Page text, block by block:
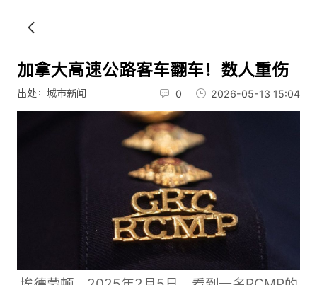
加拿大高速公路客车翻车！数人重伤
出处：城市新闻 0 2026-05-13 15:04